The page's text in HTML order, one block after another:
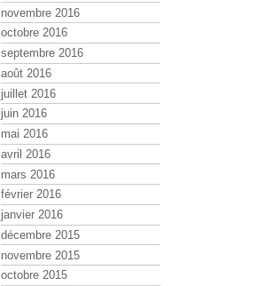
novembre 2016
octobre 2016
septembre 2016
août 2016
juillet 2016
juin 2016
mai 2016
avril 2016
mars 2016
février 2016
janvier 2016
décembre 2015
novembre 2015
octobre 2015